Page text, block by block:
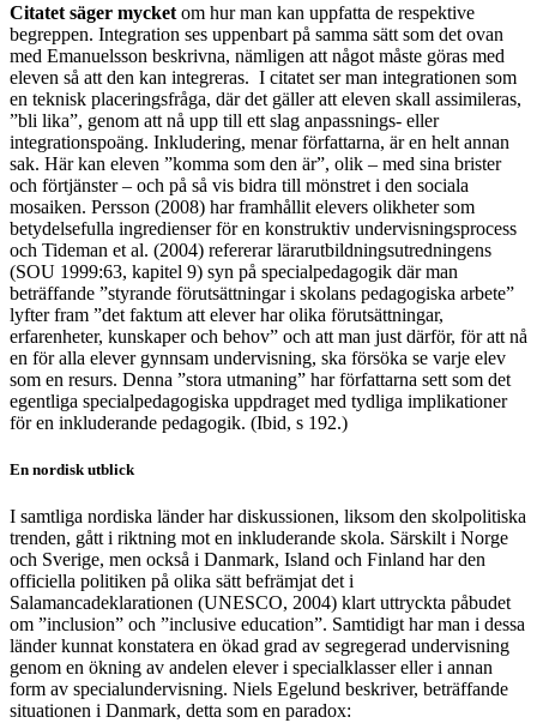
Citatet säger mycket om hur man kan uppfatta de respektive
begreppen. Integration ses uppenbart på samma sätt som det ovan
med Emanuelsson beskrivna, nämligen att något måste göras med
eleven så att den kan integreras. I citatet ser man integrationen som
en teknisk placeringsfråga, där det gäller att eleven skall assimileras,
”bli lika”, genom att nå upp till ett slag anpassnings- eller
integrationspoäng. Inkludering, menar författarna, är en helt annan
sak. Här kan eleven ”komma som den är”, olik – med sina brister
och förtjänster – och på så vis bidra till mönstret i den sociala
mosaiken. Persson (2008) har framhållit elevers olikheter som
betydelsefulla ingredienser för en konstruktiv undervisningsprocess
och Tideman et al. (2004) refererar lärarutbildningsutredningens
(SOU 1999:63, kapitel 9) syn på specialpedagogik där man
beträffande ”styrande förutsättningar i skolans pedagogiska arbete”
lyfter fram ”det faktum att elever har olika förutsättningar,
erfarenheter, kunskaper och behov” och att man just därför, för att nå
en för alla elever gynnsam undervisning, ska försöka se varje elev
som en resurs. Denna ”stora utmaning” har författarna sett som det
egentliga specialpedagogiska uppdraget med tydliga implikationer
för en inkluderande pedagogik. (Ibid, s 192.)
En nordisk utblick
I samtliga nordiska länder har diskussionen, liksom den skolpolitiska
trenden, gått i riktning mot en inkluderande skola. Särskilt i Norge
och Sverige, men också i Danmark, Island och Finland har den
officiella politiken på olika sätt befrämjat det i
Salamancadeklarationen (UNESCO, 2004) klart uttryckta påbudet
om ”inclusion” och ”inclusive education”. Samtidigt har man i dessa
länder kunnat konstatera en ökad grad av segregerad undervisning
genom en ökning av andelen elever i specialklasser eller i annan
form av specialundervisning. Niels Egelund beskriver, beträffande
situationen i Danmark, detta som en paradox: